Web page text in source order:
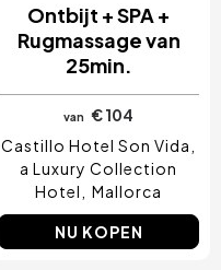
Ontbijt + SPA +
Rugmassage van
25min.
van
€ 104
Castillo Hotel Son Vida,
a Luxury Collection
Hotel
Mallorca
NU KOPEN